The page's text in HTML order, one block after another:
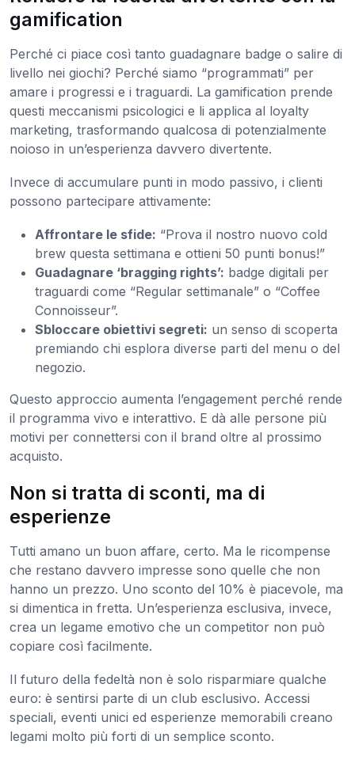
gamification
Perché ci piace così tanto guadagnare badge o salire di
livello nei giochi? Perché siamo “programmati” per
amare i progressi e i traguardi. La gamification prende
questi meccanismi psicologici e li applica al loyalty
marketing, trasformando qualcosa di potenzialmente
noioso in un’esperienza davvero divertente.
Invece di accumulare punti in modo passivo, i clienti
possono partecipare attivamente:
Affrontare le sfide: “Prova il nostro nuovo cold
brew questa settimana e ottieni 50 punti bonus!”
Guadagnare ‘bragging rights’: badge digitali per
traguardi come “Regular settimanale” o “Coffee
Connoisseur”.
Sbloccare obiettivi segreti: un senso di scoperta
premiando chi esplora diverse parti del menu o del
negozio.
Questo approccio aumenta l’engagement perché rende
il programma vivo e interattivo. E dà alle persone più
motivi per connettersi con il brand oltre al prossimo
acquisto.
Non si tratta di sconti, ma di
esperienze
Tutti amano un buon affare, certo. Ma le ricompense
che restano davvero impresse sono quelle che non
hanno un prezzo. Uno sconto del 10% è piacevole, ma
si dimentica in fretta. Un’esperienza esclusiva, invece,
crea un legame emotivo che un competitor non può
copiare così facilmente.
Il futuro della fedeltà non è solo risparmiare qualche
euro: è sentirsi parte di un club esclusivo. Accessi
speciali, eventi unici ed esperienze memorabili creano
legami molto più forti di un semplice sconto.